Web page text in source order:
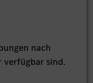
nach
verfügbar sind.